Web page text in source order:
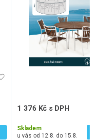
1 376 Kč s DPH
Skladem
u vás od 12.8. do 15.8.